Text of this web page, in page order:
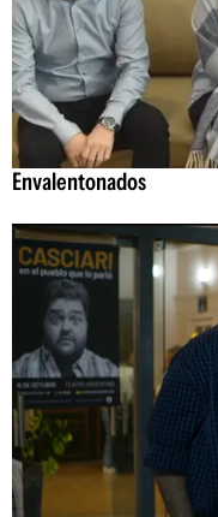
Envalentonados